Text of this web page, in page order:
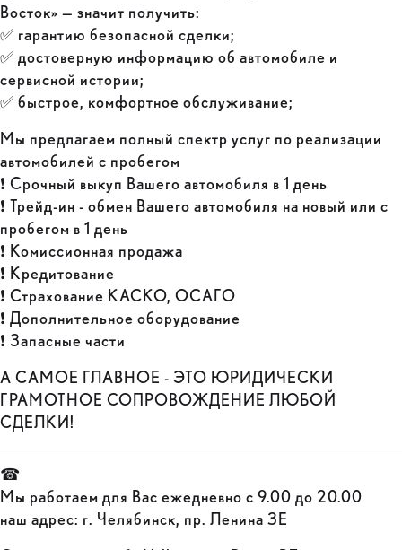
Восток» — значит получить:
✅ гарантию безопасной сделки;
✅ достоверную информацию об автомобиле и
сервисной истории;
✅ быстрое, комфортное обслуживание;
Мы предлагаем полный спектр услуг по реализации
автомобилей с пробегом
❗ Срочный выкуп Вашего автомобиля в 1 день
❗ Трейд-ин - обмен Вашего автомобиля на новый или с
пробегом в 1 день
❗ Комиссионная продажа
❗ Кредитование
❗ Страхование КАСКО, ОСАГО
❗ Дополнительное оборудование
❗ Запасные части
А САМОЕ ГЛАВНОЕ - ЭТО ЮРИДИЧЕСКИ
ГРАМОТНОЕ СОПРОВОЖДЕНИЕ ЛЮБОЙ
СДЕЛКИ!
☎
Мы работаем для Вас ежедневно с 9.00 до 20.00
наш адрес: г. Челябинск, пр. Ленина 3Е